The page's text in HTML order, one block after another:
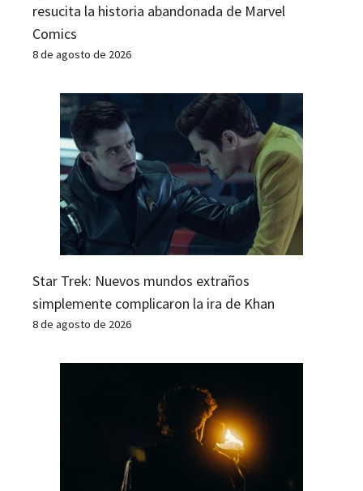
resucita la historia abandonada de Marvel
Comics
8 de agosto de 2026
Star Trek: Nuevos mundos extraños
simplemente complicaron la ira de Khan
8 de agosto de 2026